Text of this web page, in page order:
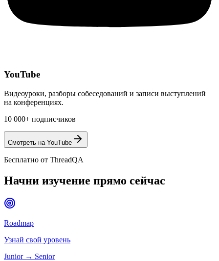
YouTube
Видеоуроки, разборы собеседований и записи выступлений
на конференциях.
10 000+ подписчиков
Смотреть на YouTube
Бесплатно от ThreadQA
Начни изучение прямо сейчас
Roadmap
Узнай свой уровень
Junior → Senior